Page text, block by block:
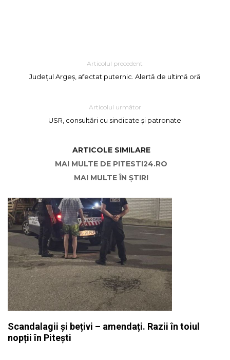
Articolul precedent
Județul Argeș, afectat puternic. Alertă de ultimă oră
Articolul următor
USR, consultări cu sindicate și patronate
ARTICOLE SIMILARE
MAI MULTE DE PITESTI24.RO
MAI MULTE ÎN ȘTIRI
Scandalagii și bețivi – amendați. Razii în toiul
nopții în Pitești